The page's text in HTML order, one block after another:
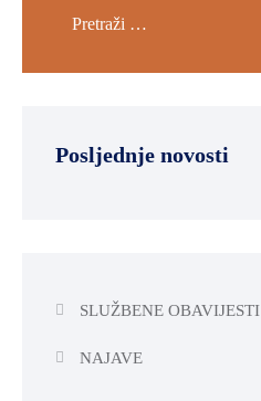
Posljednje novosti
SLUŽBENE OBAVIJESTI
NAJAVE